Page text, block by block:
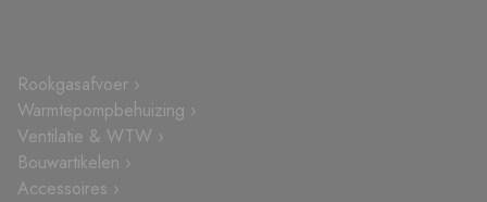
Rookgasafvoer ›
Warmtepompbehuizing ›
Ventilatie & WTW ›
Bouwartikelen ›
Accessoires ›